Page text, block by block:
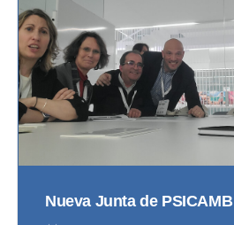
Nueva Junta de PSICAMB